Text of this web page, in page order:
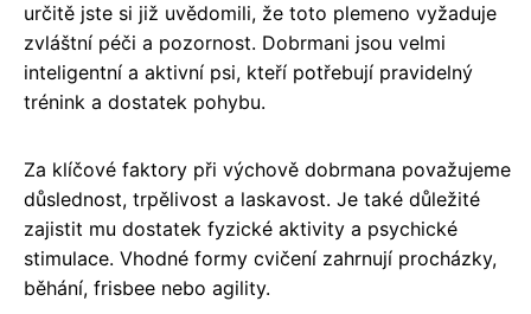
určitě jste si již uvědomili, že toto plemeno vyžaduje
zvláštní péči a pozornost. Dobrmani jsou velmi
inteligentní a aktivní psi, kteří potřebují pravidelný
trénink a dostatek pohybu.
Za klíčové faktory při výchově dobrmana považujeme
důslednost, trpělivost a laskavost. Je také důležité
zajistit mu dostatek fyzické aktivity a psychické
stimulace. Vhodné formy cvičení zahrnují procházky,
běhání, frisbee nebo agility.